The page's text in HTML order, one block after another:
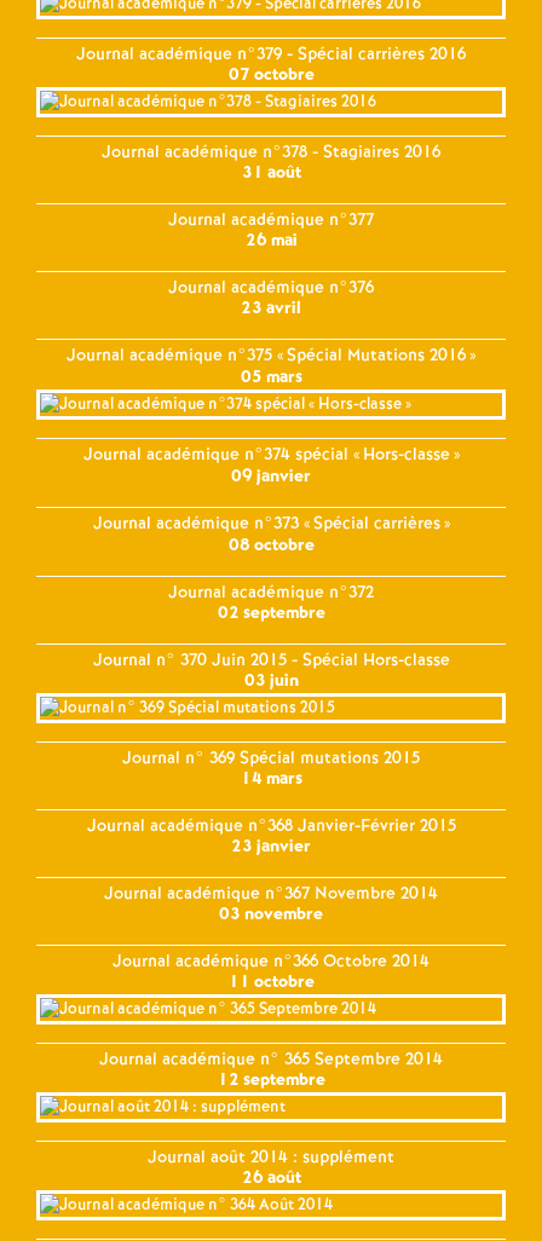
Journal académique n°379 - Spécial carrières 2016
07 octobre
Journal académique n°378 - Stagiaires 2016
31 août
Journal académique n°377
26 mai
Journal académique n°376
23 avril
Journal académique n°375 «Spécial Mutations 2016»
05 mars
Journal académique n°374 spécial « Hors-classe»
09 janvier
Journal académique n°373 «Spécial carrières»
08 octobre
Journal académique n°372
02 septembre
Journal n° 370 Juin 2015 - Spécial Hors-classe
03 juin
Journal n° 369 Spécial mutations 2015
14 mars
Journal académique n°368 Janvier-Février 2015
23 janvier
Journal académique n°367 Novembre 2014
03 novembre
Journal académique n°366 Octobre 2014
11 octobre
Journal académique n° 365 Septembre 2014
12 septembre
Journal août 2014 : supplément
26 août